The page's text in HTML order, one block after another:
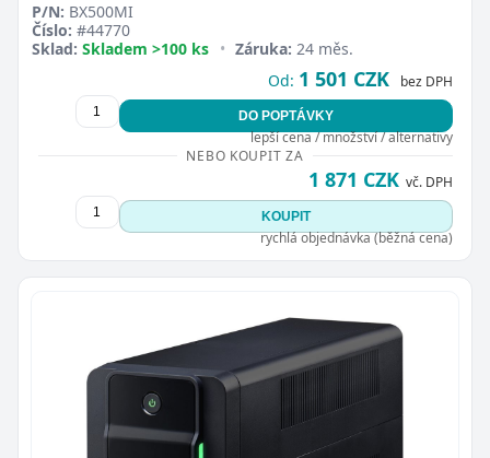
P/N: BX500MI
Číslo: #44770
Sklad: Skladem >100 ks • Záruka: 24 měs.
Od: 1 501 CZK bez DPH
DO POPTÁVKY
lepší cena / množství / alternativy
NEBO KOUPIT ZA
1 871 CZK vč. DPH
KOUPIT
rychlá objednávka (běžná cena)